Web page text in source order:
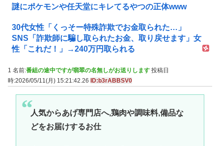
謎にポケモンや任天堂にキレてるやつの正体www
30代女性「くっそー特殊詐欺でお金取られた…」
SNS「詐欺師に騙し取られたお金、取り戻せます」女
性「これだ！」→240万円取られる
1 名前:番組の途中ですが翡翠の名無しがお送りします 投稿日
時:2026/05/11(月) 15:21:42.26
ID:b3rABBSV0
人気からあげ専門店へ,鶏肉や調味料,備品な
どをお届けするお仕